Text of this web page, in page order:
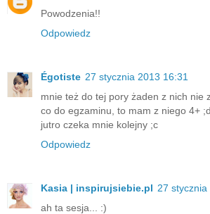
Powodzenia!!
Odpowiedz
Égotiste 27 stycznia 2013 16:31
mnie też do tej pory żaden z nich nie
co do egzaminu, to mam z niego 4+ ;d
jutro czeka mnie kolejny ;c
Odpowiedz
Kasia | inspirujsiebie.pl 27
ah ta sesja... :)